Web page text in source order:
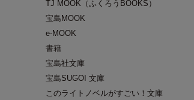
TJ MOOK（ふくろうBOOKS）
宝島MOOK
e-MOOK
書籍
宝島社文庫
宝島SUGOI 文庫
このライトノベルがすごい！文庫